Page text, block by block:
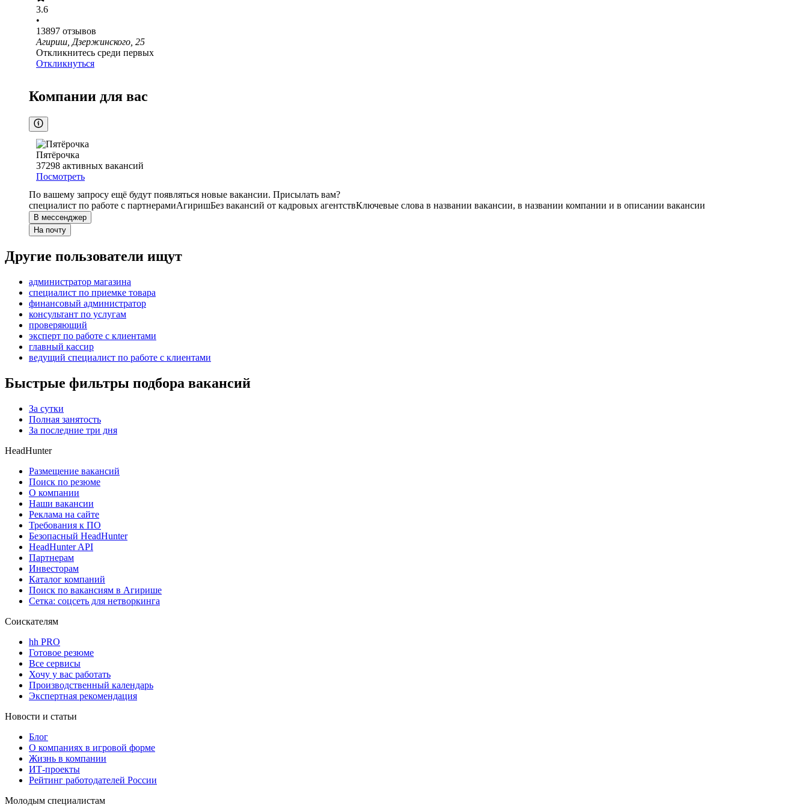
3.6
•
13897 отзывов
Агириш, Дзержинского, 25
Откликнитесь среди первых
Откликнуться
Компании для вас
Пятёрочка
37298 активных вакансий
Посмотреть
По вашему запросу ещё будут появляться новые вакансии. Присылать вам?
специалист по работе с партнерамиАгиришБез вакансий от кадровых агентствКлючевые слова в названии вакансии, в названии компании и в описании вакансии
В мессенджер
На почту
Другие пользователи ищут
администратор магазина
специалист по приемке товара
финансовый администратор
консультант по услугам
проверяющий
эксперт по работе с клиентами
главный кассир
ведущий специалист по работе с клиентами
Быстрые фильтры подбора вакансий
За сутки
Полная занятость
За последние три дня
HeadHunter
Размещение вакансий
Поиск по резюме
О компании
Наши вакансии
Реклама на сайте
Требования к ПО
Безопасный HeadHunter
HeadHunter API
Партнерам
Инвесторам
Каталог компаний
Поиск по вакансиям в Агирише
Сетка: соцсеть для нетворкинга
Соискателям
hh PRO
Готовое резюме
Все сервисы
Хочу у вас работать
Производственный календарь
Экспертная рекомендация
Новости и статьи
Блог
О компаниях в игровой форме
Жизнь в компании
ИТ-проекты
Рейтинг работодателей России
Молодым специалистам